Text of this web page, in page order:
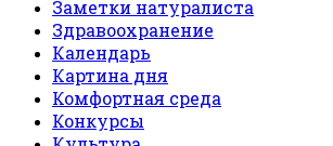
Заметки натуралиста
Здравоохранение
Календарь
Картина дня
Комфортная среда
Конкурсы